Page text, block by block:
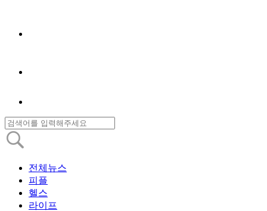
전체뉴스
피플
헬스
라이프